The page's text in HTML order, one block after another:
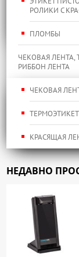
РОЛИКИ С
ПЛОМБЫ
ЧЕКОВАЯ ЛЕНТА,
РИББОН ЛЕНТА
ЧЕКОВАЯ
КРАСЯЩАЯ
НЕДАВНО